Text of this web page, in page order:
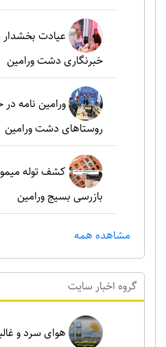
عیادت
خبرنگاری دشت ورامین
ورامین نامه
روستاهای دشت ورامین
کشف توله
بازرسی بسیج ورامین
مشاهده همه
گروه اخبار سايت